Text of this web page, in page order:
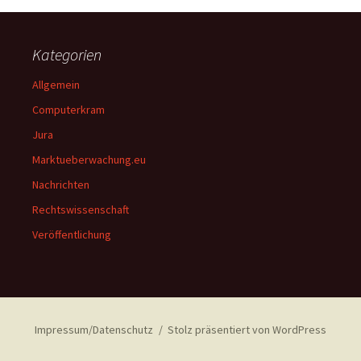
Kategorien
Allgemein
Computerkram
Jura
Marktueberwachung.eu
Nachrichten
Rechtswissenschaft
Veröffentlichung
Impressum/Datenschutz Stolz präsentiert von WordPress